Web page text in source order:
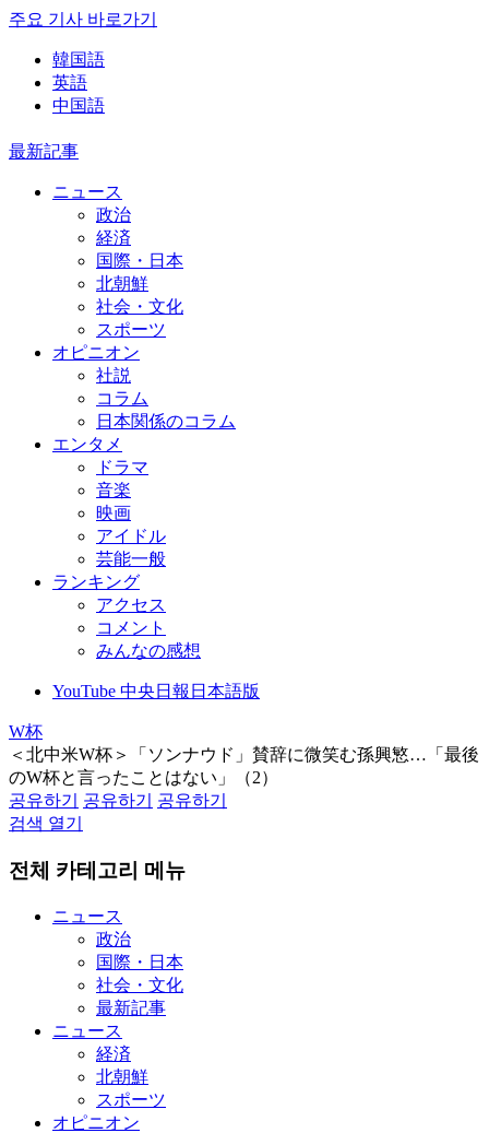
주요 기사 바로가기
韓国語
英語
中国語
最新記事
ニュース
政治
経済
国際・日本
北朝鮮
社会・文化
スポーツ
オピニオン
社説
コラム
日本関係のコラム
エンタメ
ドラマ
音楽
映画
アイドル
芸能一般
ランキング
アクセス
コメント
みんなの感想
YouTube 中央日報日本語版
W杯
＜北中米W杯＞「ソンナウド」賛辞に微笑む孫興慜…「最後
のW杯と言ったことはない」（2）
공유하기
공유하기
공유하기
검색 열기
전체 카테고리 메뉴
ニュース
政治
国際・日本
社会・文化
最新記事
ニュース
経済
北朝鮮
スポーツ
オピニオン